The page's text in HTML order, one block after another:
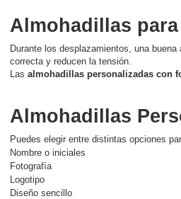
Almohadillas
Durante los desplazamientos, una
correcta y reducen la tensión.
Las almohadillas personalizadas con
Almohadillas
Puedes elegir entre distintas opciones
Nombre o iniciales
Fotografía
Logotipo
Diseño sencillo